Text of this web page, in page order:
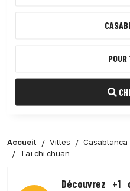
Accueil Villes Casablanca
Taï chi chuan
Découvrez